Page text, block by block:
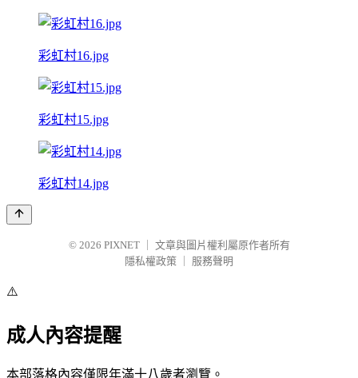
彩虹村16.jpg
彩虹村15.jpg
彩虹村14.jpg
© 2026 PIXNET
文章與圖片權利屬原作者所有
隱私權政策
服務聲明
⚠️
成人內容提醒
本部落格內容僅限年滿十八歲者瀏覽。